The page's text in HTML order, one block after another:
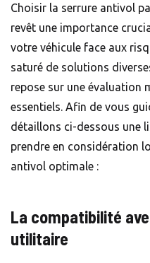
Choisir la serrure antivol
revêt une importance
votre véhicule face aux
saturé de solutions
repose sur une évaluation
essentiels. Afin de vous
détaillons ci-dessous une
prendre en considération
antivol optimale :
La compatibilité
utilitaire